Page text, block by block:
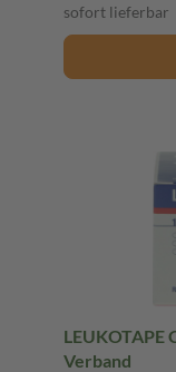
sofort lieferbar
LEUKOTAPE
Verband